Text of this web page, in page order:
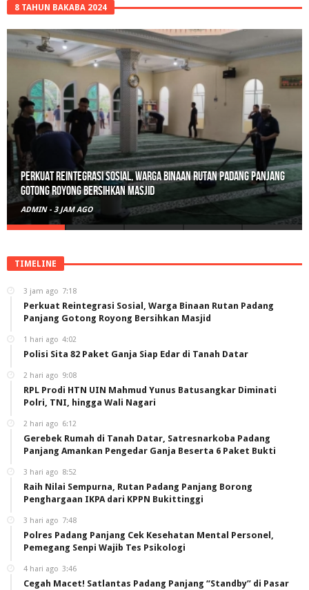
8 TAHUN BAKABA 2024
Polisi Sita 82 Paket Ganja Siap Edar di Tanah Datar
ADMIN - 1 HARI AGO
TIMELINE
3 jam ago 7:18
Perkuat Reintegrasi Sosial, Warga Binaan Rutan Padang
Panjang Gotong Royong Bersihkan Masjid
1 hari ago 4:02
Polisi Sita 82 Paket Ganja Siap Edar di Tanah Datar
2 hari ago 9:08
RPL Prodi HTN UIN Mahmud Yunus Batusangkar Diminati
Polri, TNI, hingga Wali Nagari
2 hari ago 6:12
Gerebek Rumah di Tanah Datar, Satresnarkoba Padang
Panjang Amankan Pengedar Ganja Beserta 6 Paket Bukti
3 hari ago 8:52
Raih Nilai Sempurna, Rutan Padang Panjang Borong
Penghargaan IKPA dari KPPN Bukittinggi
3 hari ago 7:48
Polres Padang Panjang Cek Kesehatan Mental Personel,
Pemegang Senpi Wajib Tes Psikologi
4 hari ago 3:46
Cegah Macet! Satlantas Padang Panjang “Standby” di Pasar